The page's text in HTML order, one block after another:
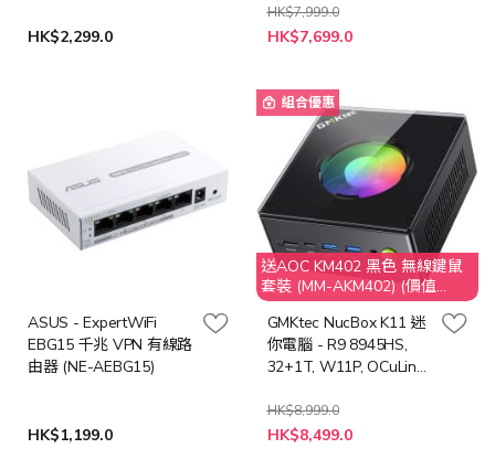
HK$2,299.0
HK$7,999.0
特
殊
HK$7,699.0
ASUS - ExpertWiFi
EBG15 千兆 VPN 有線路
由器 (NE-AEBG15)
HK$1,199.0
組合優惠
送AOC KM402 黑色 無線鍵鼠
套裝 (MM-AKM402) (價值
$149)
GMKtec NucBox K11 迷
你電腦 - R9 8945HS,
32+1T, W11P, OCuLink
PCNB)
HK$8,999.0
特
殊
HK$8,499.0